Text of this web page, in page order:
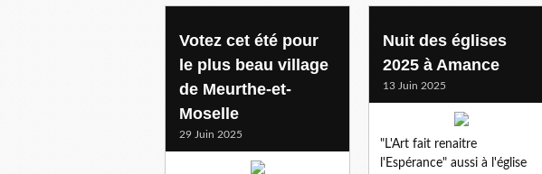
Votez cet été pour
le plus beau village
de Meurthe-et-
Moselle
29 Juin 2025
Nuit des églises
2025 à Amance
13 Juin 2025
"L'Art fait renaitre
l'Espérance" aussi à l'église